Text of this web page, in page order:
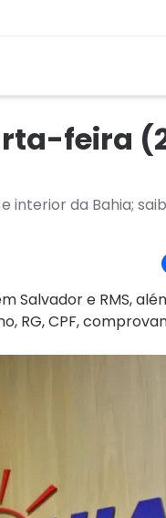
feira
da Bahia;
Salvador e RMS,
RG, CPF,